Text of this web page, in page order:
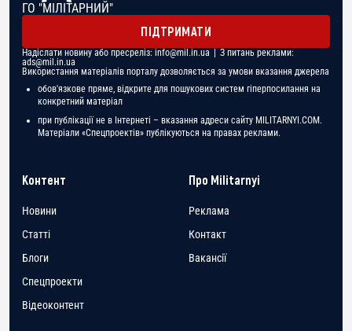
ГО "МІЛІТАРНИЙ"
ПІДТРИМАТИ
Надіслати новину або пресреліз: info@mil.in.ua | З питань реклами:
ads@mil.in.ua
Використання матеріалів порталу дозволяється за умови вказання джерела
обов'язкове пряме, відкрите для пошукових систем гіперпосилання на
конкретний матеріал
при публікації не в Інтернеті – вказання адреси сайту MILITARNYI.COM.
Матеріали «Спецпроектів» публікуються на правах реклами.
Контент
Новини
Статті
Блоги
Спецпроекти
Відеоконтент
Про Militarnyi
Реклама
Контакт
Вакансії